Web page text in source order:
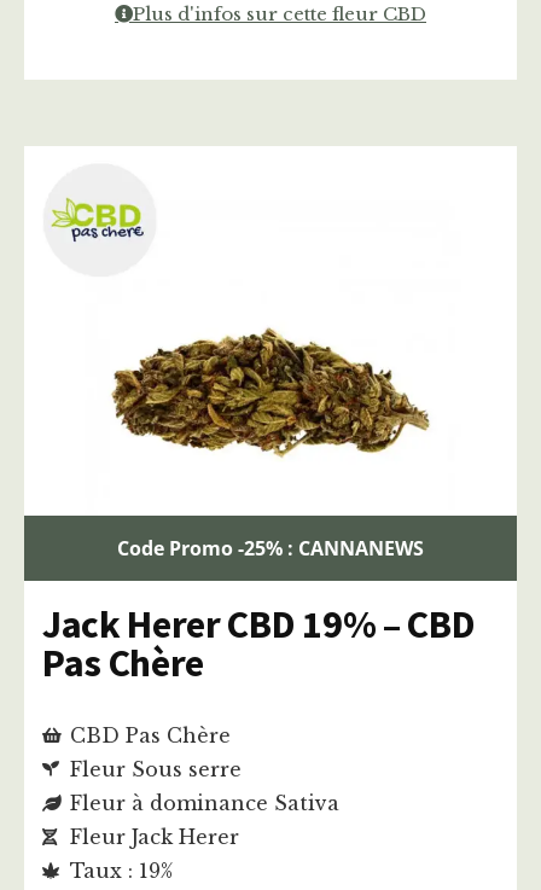
Plus d'infos sur cette fleur CBD
Code Promo -25% : CANNANEWS
Jack Herer CBD 19% – CBD
Pas Chère
CBD Pas Chère
Fleur Sous serre
Fleur à dominance Sativa
Fleur Jack Herer
Taux : 19%